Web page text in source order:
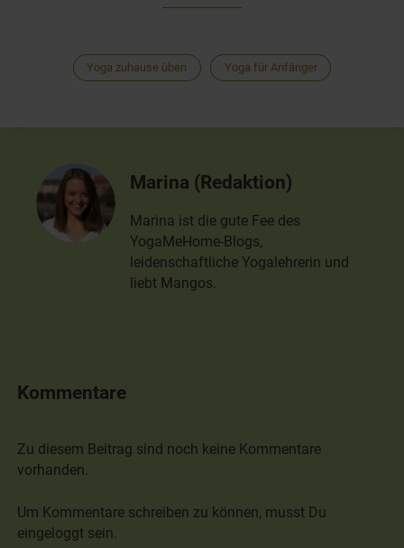
Yoga zuhause üben Yoga für Anfänger
Marina (Redaktion)
Marina ist die gute Fee des
YogaMeHome-Blogs,
leidenschaftliche Yogalehrerin und
liebt Mangos.
Kommentare
Zu diesem Beitrag sind noch keine Kommentare
vorhanden.
Um Kommentare schreiben zu können, musst Du
eingeloggt sein.